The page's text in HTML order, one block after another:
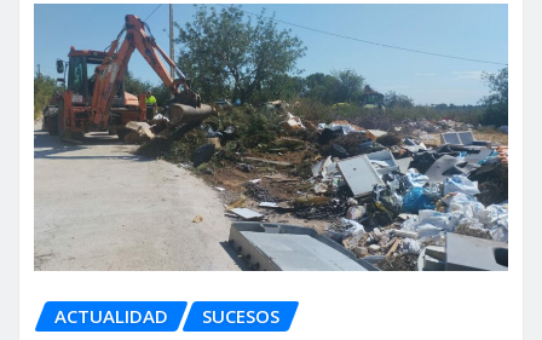
ACTUALIDAD SUCESOS